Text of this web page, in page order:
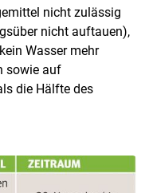
nicht zuläs­sig
nicht auftauen),
Was­ser mehr
sowie auf
die Hälfte des